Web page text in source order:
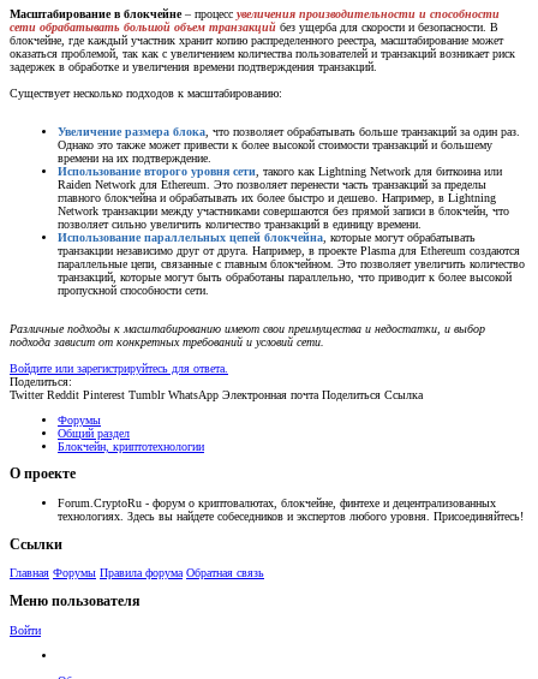
Масштабирование в блокчейне– процесс увеличения производительности и способности
сети обрабатывать большой объем транзакций без ущерба для скорости и безопасности. В
блокчейне, где каждый участник хранит копию распределенного реестра, масштабирование может
оказаться проблемой, так как с увеличением количества пользователей и транзакций возникает риск
задержек в обработке и увеличения времени подтверждения транзакций.
Существует несколько подходов к масштабированию:
Увеличение размера блока , что позволяет обрабатывать больше транзакций за один раз.
Однако это также может привести к более высокой стоимости транзакций и большему
времени на их подтверждение.
Использование второго уровня сети , такого как Lightning Network для биткоина или
Raiden Network для Ethereum. Это позволяет перенести часть транзакций за пределы
главного блокчейна и обрабатывать их более быстро и дешево. Например, в Lightning
Network транзакции между участниками совершаются без прямой записи в блокчейн, что
позволяет сильно увеличить количество транзакций в единицу времени.
Использование параллельных цепей блокчейна , которые могут обрабатывать
транзакции независимо друг от друга. Например, в проекте Plasma для Ethereum создаются
параллельные цепи, связанные с главным блокчейном. Это позволяет увеличить количество
транзакций, которые могут быть обработаны параллельно, что приводит к более высокой
пропускной способности сети.
Различные подходы к масштабированию имеют свои преимущества и недостатки, и выбор
подхода зависит от конкретных требований и условий сети.
Войдите или зарегистрируйтесь для ответа.
Поделиться:
Twitter Reddit Pinterest Tumblr WhatsApp Электронная почта Поделиться Ссылка
Форумы
Общий раздел
Блокчейн, криптотехнологии
О проекте
Forum.CryptoRu - форум о криптовалютах, блокчейне, финтехе и децентрализованных
технологиях. Здесь вы найдете собеседников и экспертов любого уровня. Присоединяйтесь!
Ссылки
Главная Форумы Правила форума Обратная связь
Меню пользователя
Войти